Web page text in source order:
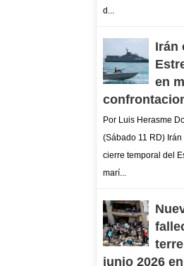
d...
Irán
en
Por Luis Herasme
(Sábado 11 RD)
cierre temporal del
marí...
junio 2026